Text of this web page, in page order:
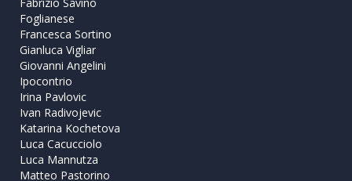
Foglianese
Francesca Sortino
Gianluca Vigliar
Giovanni Angelini
Ipocontrio
Irina Pavlovic
Ivan Radivojevic
Katarina Kochetova
Luca Cacucciolo
Luca Mannutza
Matteo Pastorino